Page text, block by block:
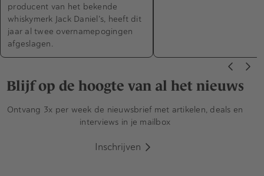
producent van het bekende
whiskymerk Jack Daniel’s, heeft dit
jaar al twee overnamepogingen
afgeslagen.
Blijf op de hoogte van al het nieuws
Ontvang 3x per week de nieuwsbrief met artikelen, deals en
interviews in je mailbox
Inschrijven